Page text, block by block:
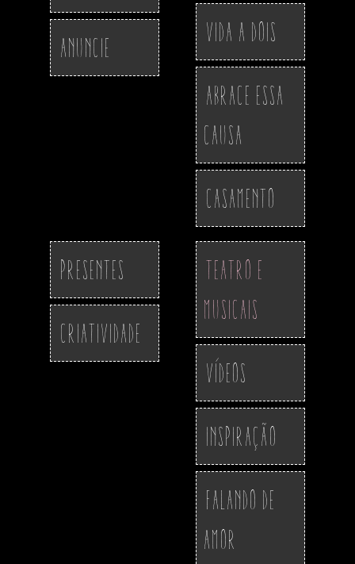
Anuncie
Vida a Dois
Abrace essa
Causa
Casamento
Presentes
Criatividade
Teatro e
Musicais
Vídeos
Inspiração
Falando de
Amor